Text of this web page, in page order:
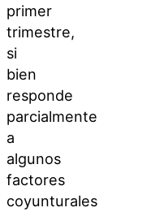
primer
trimestre,
si
bien
responde
parcialmente
a
algunos
factores
coyunturales